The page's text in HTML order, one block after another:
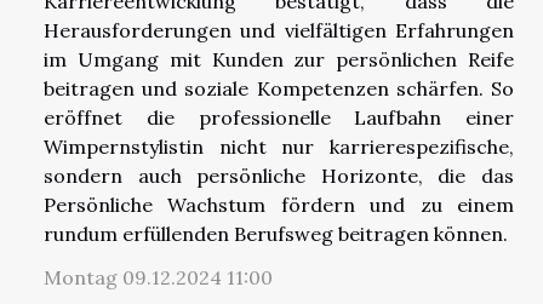
Herausforderungen und vielfältigen Erfahrungen
im Umgang mit Kunden zur persönlichen Reife
beitragen und soziale Kompetenzen schärfen. So
eröffnet die professionelle Laufbahn einer
Wimpernstylistin nicht nur karrierespezifische,
sondern auch persönliche Horizonte, die das
Persönliche Wachstum fördern und zu einem
rundum erfüllenden Berufsweg beitragen können.
Montag 09.12.2024 11:00